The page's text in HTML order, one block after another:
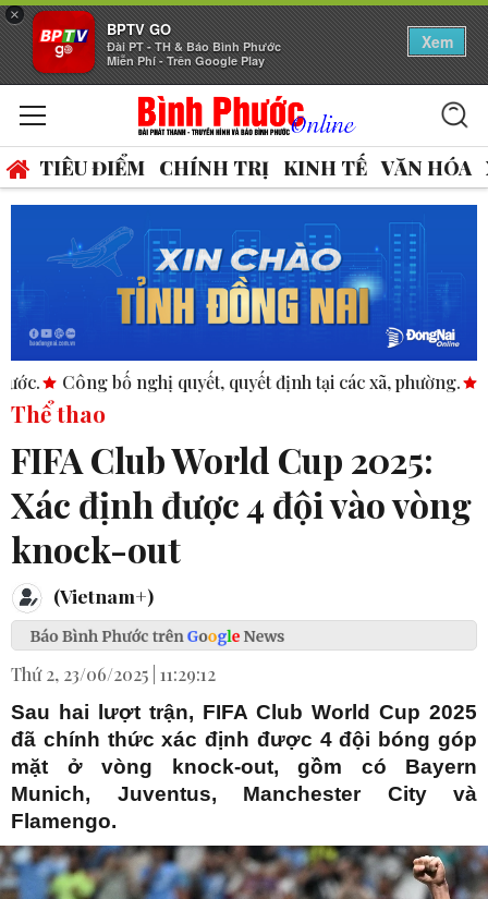
×
BPTV GO
Đài PT - TH & Báo Bình Phước
Miễn Phí - Trên Google Play
Xem
TIÊU ĐIỂM CHÍNH TRỊ KINH TẾ VĂN HÓA
quyết định tại các xã, phường. ASEAN thúc đẩy
Thể thao
FIFA Club World Cup 2025:
Xác định được 4 đội vào vòng
knock-out
(Vietnam+)
Thứ 2, 23/06/2025 | 11:29:12
Sau hai lượt trận, FIFA Club World Cup 2025
đã chính thức xác định được 4 đội bóng góp
mặt ở vòng knock-out, gồm có Bayern
Munich, Juventus, Manchester City và
Flamengo.